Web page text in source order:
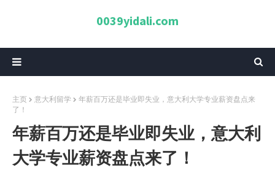
0039yidali.com
主页 意大利留学
年薪百万还是毕业即失业，意大利大学专业薪资盘点来
了！
年薪百万还是毕业即失业，意大利
大学专业薪资盘点来了！